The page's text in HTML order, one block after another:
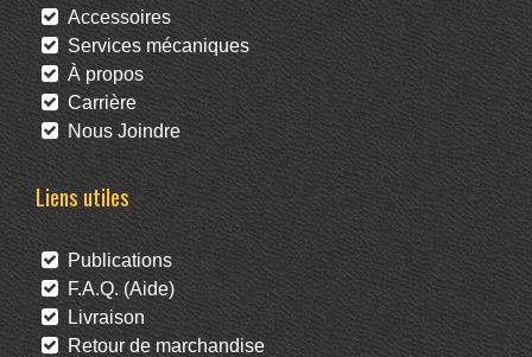
Accessoires
Services mécaniques
À propos
Carrière
Nous Joindre
Liens utiles
Publications
F.A.Q. (Aide)
Livraison
Retour de marchandise